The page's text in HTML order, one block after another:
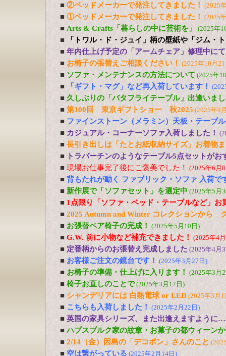
■ ②ベッドメーカーで発注してきました！ (2025
■ ①ベッドメーカーで発注してきました！ (2025
■ Arts & Crafts「暮らしの中に芸術を」 (2025年
■
「トワル・ド・ジュイ」柄の壁紙や「ジム・
■ 年内仕上げ予定の「アームチェア」修理中にて
■ お椅子の張替えご相談ください！ (2025年10月
■ ソファ・メンテナンスの方法について (2025年
■ 「ギフト・マグ」など再入荷しています！
■ 久しぶりの「バタフライテーブル」出逢いま
■ 第100回 東京ギフトショー 秋2025 (2025年9
■ ファインストーン（メラミン）天板・テーブ
■ カジュアル・コーナーソファ入荷しました！
■ 長引き出しは「たとお紙収納サイズ」お着物
■
トラバーチンのようなテーブル5点セットが
■ 現場お仕事完了後にご褒美でした！ (2025年6月
■ 背もたれが動く ファブリック・ソファ 入荷で
■ 新作展で「ソファセット」を選定中 (2025年5月
■ 1点限り「ソファ・ベッド・テーブルなど」お
■ 2025 Autumn and Winter コレクションから
■ お張替ペア椅子の完成！ (2025年5月10日)
■ G.W. 前に小物など補充できました！ (2025年4
■ 定番柄からのお張替え完成しました (2025年4月
■ お客様ご注文の鏡台です！ (2025年3月27日)
■ お椅子の準備・仕上げに入ります！ (2025年3月
■ 椅子お直しのことで(2025年3月17日)
■ シャンデリアには 白熱電球 or LED (2025年3月1
■ こちらも入荷しました！ (2025年2月22日)
■ 英国の家具シリーズ、また出逢えますように…
■ ハプスブルク家の紋章・お菓子の都ウィーン
■ 2/14（金）因島の「デコポン」さんのこと
■ 空は繋がっている (2025年2月14日)